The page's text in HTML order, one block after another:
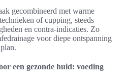
gecombineerd met warme
of cupping, steeds
en contra‑indicaties. Zo
voor diepe ontspanning
een gezonde huid: voeding